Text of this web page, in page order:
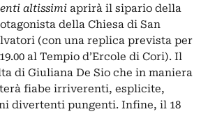
altissimi aprirà il sipario della
della Chiesa di San
(con una replica prevista per
al Tempio d’Ercole di Cori). Il
di Giuliana De Sio che in maniera
fiabe irriverenti, esplicite,
divertenti pungenti. Infine, il 18